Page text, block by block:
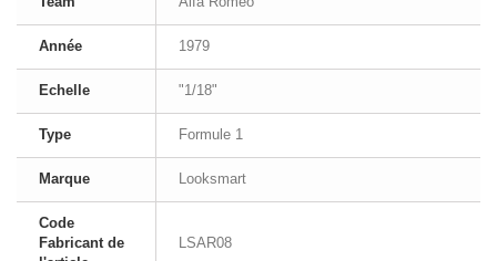
Année 1979
Echelle "1/18"
Type Formule 1
Marque Looksmart
Code
Fabricant de
LSAR08